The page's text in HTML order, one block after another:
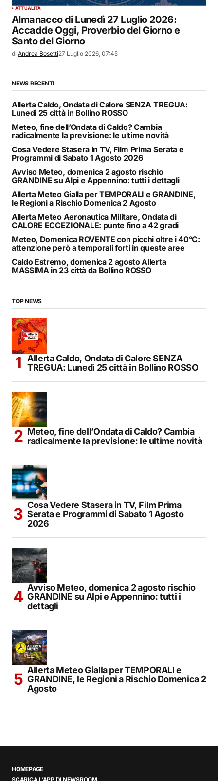
ATTUALITÀ
Almanacco di Lunedì 27 Luglio 2026:
Accadde Oggi, Proverbio del Giorno e
Santo del Giorno
di Andrea Bosetti27 Luglio 2026, 07:45
NEWS RECENTI
Allerta Caldo, Ondata di Calore SENZA TREGUA:
Lunedì 25 città in Bollino ROSSO
Meteo, fine dell’Ondata di Caldo? Cambia
radicalmente la previsione: le ultime novità
Cosa Vedere Stasera in TV, Film Prima Serata e
Programmi di Sabato 1 Agosto 2026
Avviso Meteo, domenica 2 agosto rischio
GRANDINE su Alpi e Appennino: tutti i dettagli
Allerta Meteo Gialla per TEMPORALI e GRANDINE,
le Regioni a Rischio Domenica 2 Agosto
Allerta Meteo Aeronautica Militare, Ondata di
CALORE ECCEZIONALE: punte fino a 42 gradi
Meteo, Domenica ROVENTE con picchi oltre i 40°C:
attenzione però a temporali forti in queste aree
Caldo Estremo, domenica 2 agosto Allerta
MASSIMA in 23 città da Bollino ROSSO
TOP NEWS
Allerta Caldo, Ondata di Calore SENZA
TREGUA: Lunedì 25 città in Bollino ROSSO
Meteo, fine dell’Ondata di Caldo? Cambia
radicalmente la previsione: le ultime novità
Cosa Vedere Stasera in TV, Film Prima
Serata e Programmi di Sabato 1 Agosto
2026
Avviso Meteo, domenica 2 agosto rischio
GRANDINE su Alpi e Appennino: tutti i
dettagli
Allerta Meteo Gialla per TEMPORALI e
GRANDINE, le Regioni a Rischio Domenica 2
Agosto
HOMEPAGE
SCARICA L’APP DI NEWSROOM